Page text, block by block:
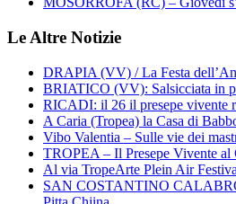
Le Altre Notizie
DRAPIA (VV) / La Festa
BRIATICO (VV): Salsicciata in
RICADI: il 26 il presepe vivente
A Caria (Tropea) la Casa di
Vibo Valentia – Sulle vie dei
TROPEA – Il Presepe Vivente
Al via TropeArte Plein Air
SAN COSTANTINO